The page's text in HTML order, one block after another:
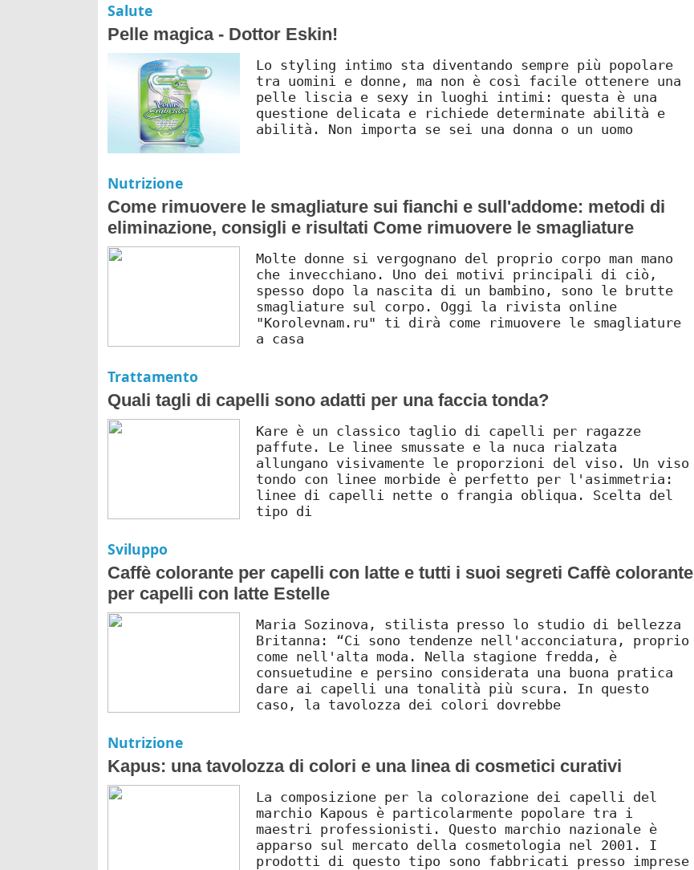
Salute
Pelle magica - Dottor Eskin!
Lo styling intimo sta diventando sempre più popolare
tra uomini e donne, ma non è così facile ottenere una
pelle liscia e sexy in luoghi intimi: questa è una
questione delicata e richiede determinate abilità e
abilità. Non importa se sei una donna o un uomo
Nutrizione
Come rimuovere le smagliature sui fianchi e sull'addome: metodi di
eliminazione, consigli e risultati Come rimuovere le smagliature
Molte donne si vergognano del proprio corpo man mano
che invecchiano. Uno dei motivi principali di ciò,
spesso dopo la nascita di un bambino, sono le brutte
smagliature sul corpo. Oggi la rivista online
"Korolevnam.ru" ti dirà come rimuovere le smagliature
a casa
Trattamento
Quali tagli di capelli sono adatti per una faccia tonda?
Kare è un classico taglio di capelli per ragazze
paffute. Le linee smussate e la nuca rialzata
allungano visivamente le proporzioni del viso. Un viso
tondo con linee morbide è perfetto per l'asimmetria:
linee di capelli nette o frangia obliqua. Scelta del
tipo di
Sviluppo
Caffè colorante per capelli con latte e tutti i suoi segreti Caffè colorante
per capelli con latte Estelle
Maria Sozinova, stilista presso lo studio di bellezza
Britanna: “Ci sono tendenze nell'acconciatura, proprio
come nell'alta moda. Nella stagione fredda, è
consuetudine e persino considerata una buona pratica
dare ai capelli una tonalità più scura. In questo
caso, la tavolozza dei colori dovrebbe
Nutrizione
Kapus: una tavolozza di colori e una linea di cosmetici curativi
La composizione per la colorazione dei capelli del
marchio Kapous è particolarmente popolare tra i
maestri professionisti. Questo marchio nazionale è
apparso sul mercato della cosmetologia nel 2001. I
prodotti di questo tipo sono fabbricati presso imprese